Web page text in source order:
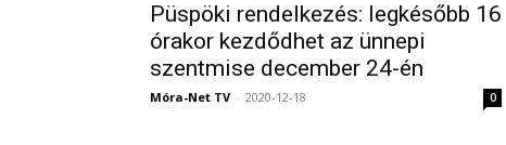
Püspöki rendelkezés: legkésőbb 16
órakor kezdődhet az ünnepi
szentmise december 24-én
Móra-Net TV - 2020-12-18 0